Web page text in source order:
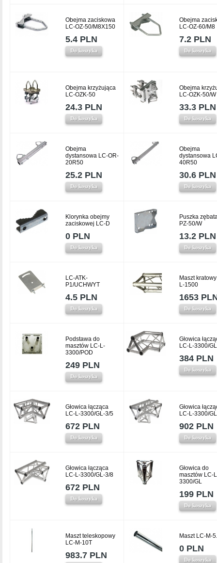
Obejma zaciskowa
LC-OZ-50/M8X150
5.4 PLN
Do koszyka
Obejma
LC-OZ-60/M8
7.2 PLN
Do koszyka
Obejma krzyżująca
LC-OZK-50
24.3 PLN
Do koszyka
Obejma
LC-OZK-50/W
33.3 PLN
Do koszyka
Obejma
dystansowa LC-OR-
20R50
25.2 PLN
Do koszyka
Obejma
dystansowa
40R50
30.6 PLN
Do koszyka
Klorynka obejmy
zaciskowej LC-D
0 PLN
Do koszyka
Puszka
PZ-50/W
13.2 PLN
Do koszyka
LC-ATK-
P1/UCHWYT
4.5 PLN
Do koszyka
Maszt
L-1500
1653
Do koszyka
Podstawa do
masztów LC-L-
3300/POD
249 PLN
Do koszyka
Głowica
LC-L-3300/
384 PLN
Do koszyka
Głowica łącząca
LC-L-3300/GL-3/5
672 PLN
Do koszyka
Głowica
LC-L-3300/
902 PLN
Do koszyka
Głowica łącząca
LC-L-3300/GL-3/8
672 PLN
Do koszyka
Głowica do
masztów LC-
3300/GL
199 PLN
Do koszyka
Maszt teleskopowy
LC-M-10T
983.7 PLN
Maszt LC-M-
0 PLN
Do koszyka